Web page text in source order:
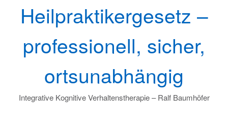
Heilpraktikergesetz –
professionell, sicher,
ortsunabhängig
Integrative Kognitive Verhaltenstherapie – Ralf Baumhöfer